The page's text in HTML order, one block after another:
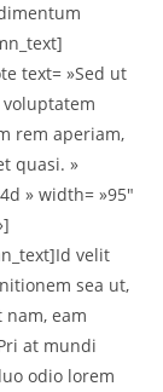
text= »Sed ut
rem aperiam,
quasi. »
» width= »95″
velit
sea ut,
eam
at mundi
odio lorem